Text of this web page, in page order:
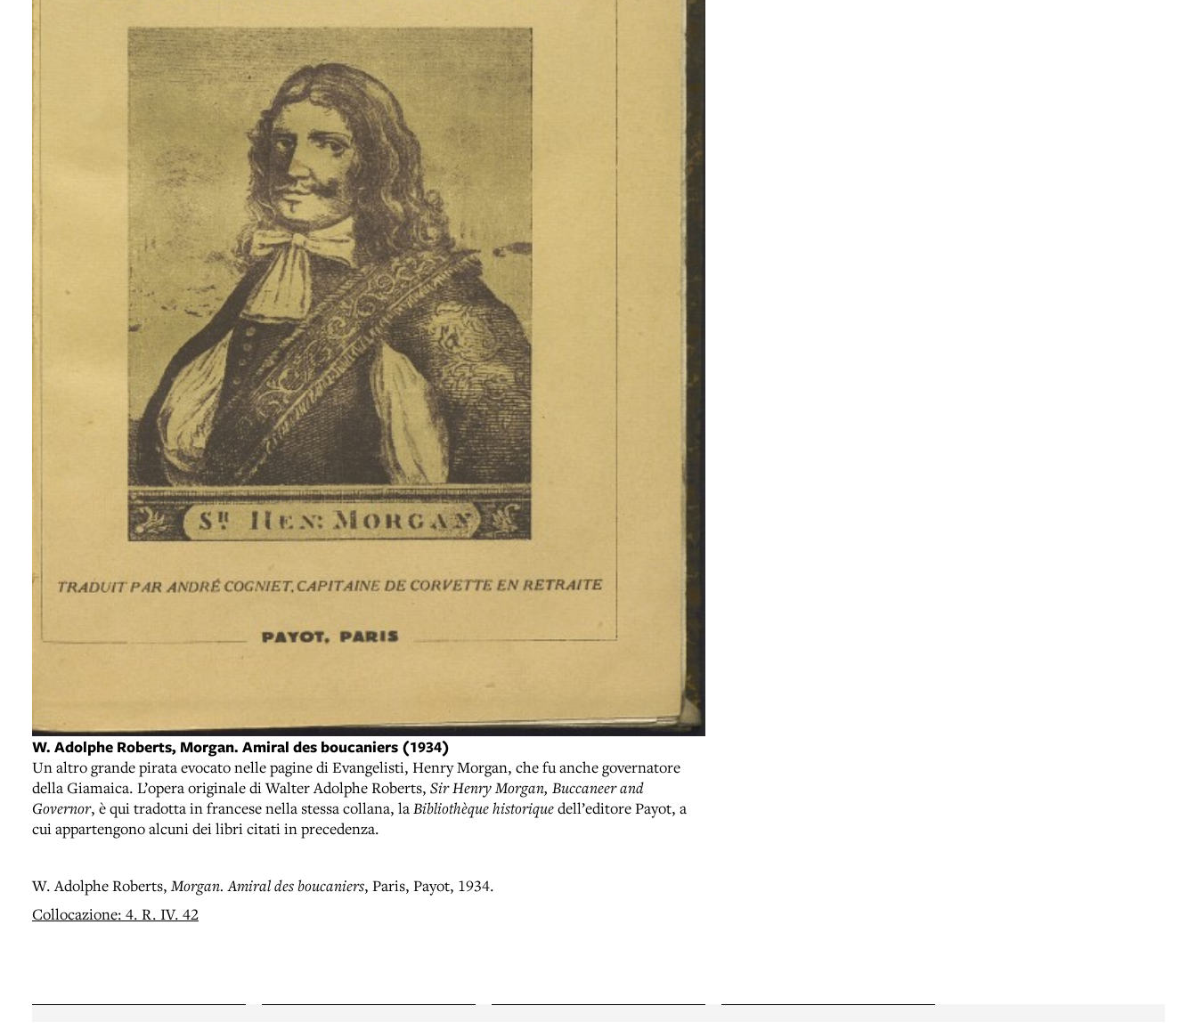
W. Adolphe Roberts, Morgan. Amiral des boucaniers (1934)
Un altro grande pirata evocato nelle pagine di Evangelisti, Henry Morgan, che fu anche governatore
della Giamaica. L’opera originale di Walter Adolphe Roberts, Sir Henry Morgan, Buccaneer and
Governor, è qui tradotta in francese nella stessa collana, laBibliothèque historiquedell’editore Payot, a
cui appartengono alcuni dei libri citati in precedenza.
W. Adolphe Roberts,Morgan. Amiral des boucaniers, Paris, Payot, 1934.
Collocazione: 4. R. IV. 42